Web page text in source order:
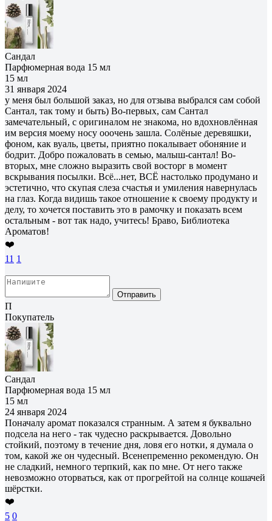
Сандал
Парфюмерная вода 15 мл
15 мл
31 января 2024
у меня был большой заказ, но для отзыва выбрался сам собой
Сантал, так тому и быть) Во-первых, сам Сантал
замечательный, с оригиналом не знакома, но вдохновлённая
им версия моему носу ооочень зашла. Солёные деревяшки,
фоном, как вуаль, цветы, приятно покалывает обоняние и
бодрит. Добро пожаловать в семью, малыш-сантал! Во-
вторых, мне сложно выразить свой восторг в момент
вскрывания посылки. Всё...нет, ВСЁ настолько продумано и
эстетично, что скупая слеза счастья и умиления навернулась
на глаз. Когда видишь такое отношение к своему продукту и
делу, то хочется поставить это в рамочку и показать всем
остальным - вот так надо, учитесь! Браво, Библиотека
Ароматов!
❤️
11 1
Отправить
П
Покупатель
Сандал
Парфюмерная вода 15 мл
15 мл
24 января 2024
Поначалу аромат показался странным. А затем я буквально
подсела на него - так чудесно раскрывается. Довольно
стойкий, поэтому в течение дня, ловя его нотки, я думала о
том, какой же он чудесный. Всенепременно рекомендую. Он
не сладкий, немного терпкий, как по мне. От него также
невозможно оторваться, как от прогрейтой на солнце кошачей
шёрстки.
❤️
5 0